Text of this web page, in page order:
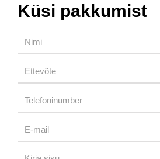
Küsi pakkumist